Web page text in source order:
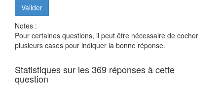
Notes :
Pour certaines questions, il peut être nécessaire de cocher
plusieurs cases pour indiquer la bonne réponse.
Statistiques sur les 369 réponses à cette
question